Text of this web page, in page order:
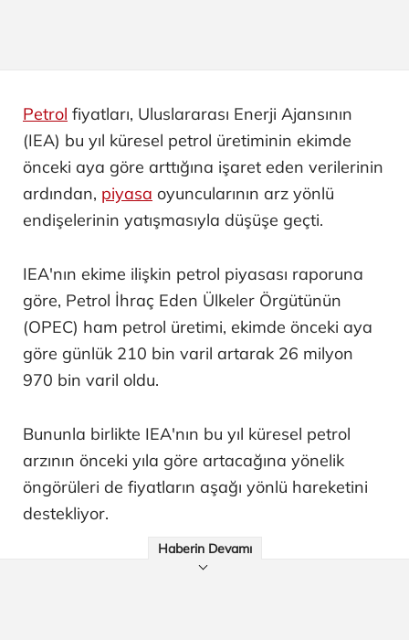
Petrol fiyatları, Uluslararası Enerji Ajansının
(IEA) bu yıl küresel petrol üretiminin ekimde
önceki aya göre arttığına işaret eden verilerinin
ardından, piyasa oyuncularının arz yönlü
endişelerinin yatışmasıyla düşüşe geçti.
IEA'nın ekime ilişkin petrol piyasası raporuna
göre, Petrol İhraç Eden Ülkeler Örgütünün
(OPEC) ham petrol üretimi, ekimde önceki aya
göre günlük 210 bin varil artarak 26 milyon
970 bin varil oldu.
Bununla birlikte IEA'nın bu yıl küresel petrol
arzının önceki yıla göre artacağına yönelik
öngörüleri de fiyatların aşağı yönlü hareketini
destekliyor.
Haberin Devamı